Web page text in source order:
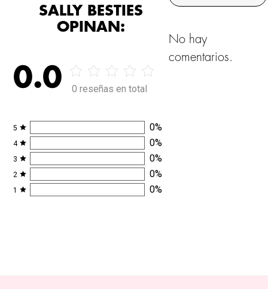
SALLY BESTIES
OPINAN:
0.0 0 reseñas en total
5 0%
4 0%
3 0%
2 0%
1 0%
No hay
comentarios.